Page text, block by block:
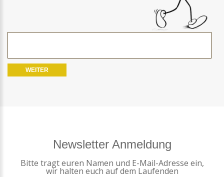
Newsletter Anmeldung
Bitte tragt euren Namen und E-Mail-Adresse ein,
wir halten euch auf dem Laufenden